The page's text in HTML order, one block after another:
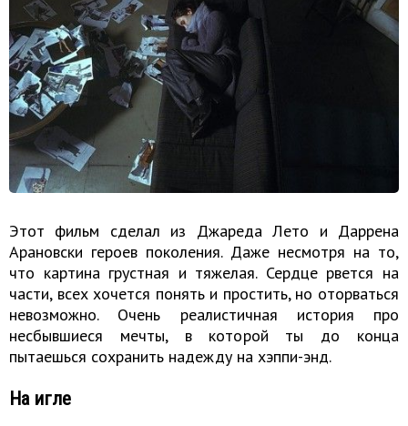
Этот фильм сделал из Джареда Лето и Даррена
Арановски героев поколения. Даже несмотря на то,
что картина грустная и тяжелая. Сердце рвется на
части, всех хочется понять и простить, но оторваться
невозможно. Очень реалистичная история про
несбывшиеся мечты, в которой ты до конца
пытаешься сохранить надежду на хэппи-энд.
На игле